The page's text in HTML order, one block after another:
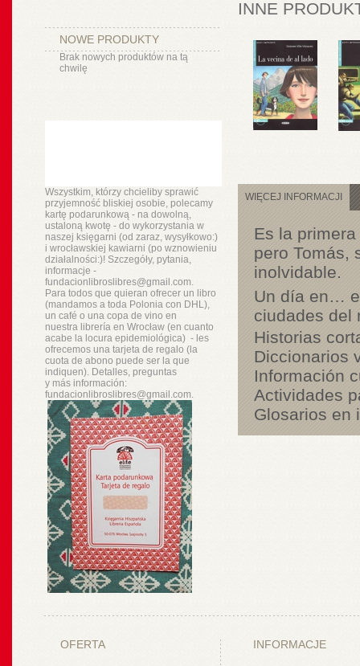
NOWE PRODUKTY
Brak nowych produktów na tą
chwilę
Wszystkim, którzy chcieliby sprawić
przyjemność bliskiej osobie, polecamy
kartę podarunkową - na dowolną,
ustaloną kwotę - do wykorzystania w
naszej księgarni (od zaraz, wysyłkowo:)
i wrocławskiej kawiarni (po wznowieniu
działalności:)! Szczegóły, pytania,
informacje -
fundacionlibroslibres@gmail.com.
Para todos que quieran ofrecer un libro
(mandamos a toda Polonia con DHL),
un café o una copa de vino en
nuestra libreríaen Wrocław (en cuanto
acabe la locura epidemiológica) - les
ofrecemos una tarjeta de regalo (la
cuota de abono puede ser la que
indiquen). Detalles, preguntas
y másinformación:
fundacionlibroslibres@gmail.com.
INNE
WIĘCEJ INFORMACJI
Es la
pero Tomás,
inolvidable.
Un día en…
ciudades del
Historias
Diccionarios
Información
Actividades
Glosarios en
OFERTA INFORMACJE